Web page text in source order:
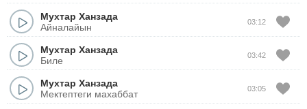
Мухтар Ханзада
Айналайын
03:12
Мухтар Ханзада
Биле
03:42
Мухтар Ханзада
Мектептеги махаббат
03:05